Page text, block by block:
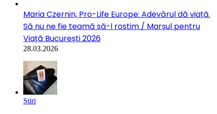
Maria Czernin, Pro-Life Europe: Adevărul dă viață.
Să nu ne fie teamă să-l rostim / Marșul pentru
Viață București 2026
28.03.2026
Stiri